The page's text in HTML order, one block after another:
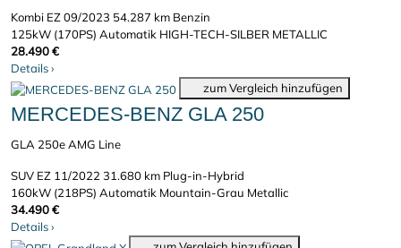
Kombi EZ 09/2023 54.287 km Benzin
125kW (170PS) Automatik HIGH-TECH-SILBER METALLIC
28.490 €
Details›
zum Vergleich hinzufügen
MERCEDES-BENZ GLA 250
GLA 250e AMG Line
SUV EZ 11/202231.680 km Plug-in-Hybrid
160kW (218PS) Automatik Mountain-Grau Metallic
34.490 €
Details›